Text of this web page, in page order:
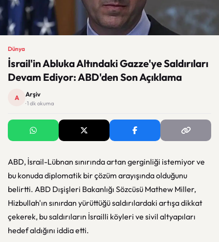
Dünya
İsrail'in Abluka Altındaki Gazze'ye Saldırıları
Devam Ediyor: ABD'den Son Açıklama
A Arşiv
· 1 dk okuma
ABD, İsrail-Lübnan sınırında artan gerginliği istemiyor ve
bu konuda diplomatik bir çözüm arayışında olduğunu
belirtti. ABD Dışişleri Bakanlığı Sözcüsü Mathew Miller,
Hizbullah'ın sınırdan yürüttüğü saldırılardaki artışa dikkat
çekerek, bu saldırıların İsrailli köyleri ve sivil altyapıları
hedef aldığını iddia etti.